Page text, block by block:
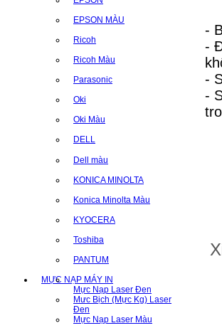
EPSON MÀU
Ricoh
Ricoh Màu
Parasonic
Oki
Oki Màu
DELL
Dell màu
KONICA MINOLTA
Konica Minolta Màu
KYOCERA
Toshiba
PANTUM
MỰC NẠP MÁY IN
Mực Nạp Laser Đen
Mưc Bịch (Mực Kg) Laser
Đen
Mực Nạp Laser Màu
-
-
-
-